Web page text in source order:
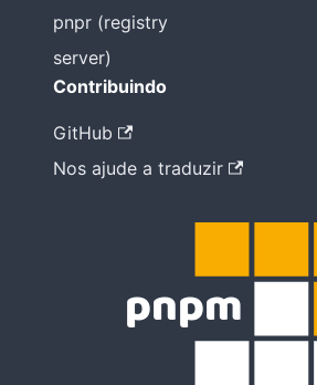
pnpr (registry
server)
Contribuindo
GitHub
Nos ajude a traduzir